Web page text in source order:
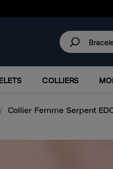
COLLIERS
Collier Femme Serpent